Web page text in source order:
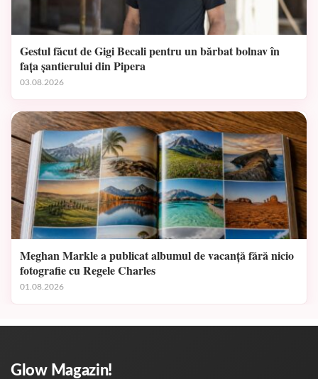
Gestul făcut de Gigi Becali pentru un bărbat bolnav în
fața șantierului din Pipera
03.08.2026
Meghan Markle a publicat albumul de vacanță fără nicio
fotografie cu Regele Charles
01.08.2026
Glow Magazin!